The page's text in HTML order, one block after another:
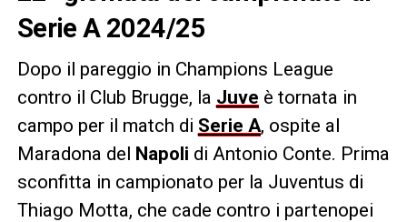
Serie A 2024/25
Dopo il pareggio in Champions League
contro il Club Brugge, la Juve è tornata in
campo per il match di Serie A, ospite al
Maradona del Napoli di Antonio Conte. Prima
sconfitta in campionato per la Juventus di
Thiago Motta, che cade contro i partenopei